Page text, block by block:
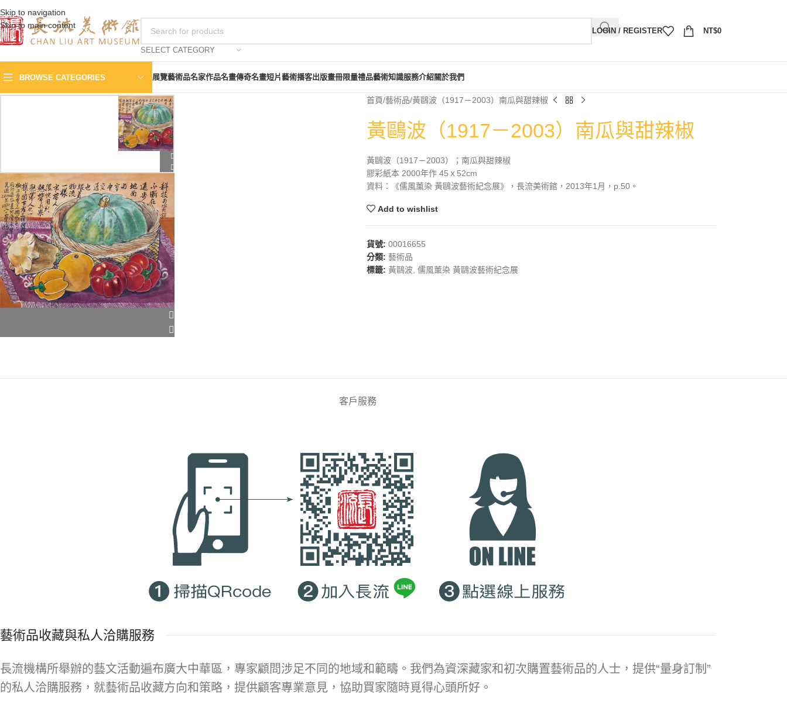
Skip to navigation
Skip to main content
SELECT CATEGORY
LOGIN / REGISTER NT$0
BROWSE CATEGORIES 展覽藝術品名家作品名畫傳奇名畫短片藝術播客出版畫冊限量禮品藝術知識服務介紹關於我們
首頁 藝術品 黃鷗波（1917－2003）南瓜與甜辣椒
黃鷗波（1917－2003）南瓜與甜辣椒
黃鷗波（1917－2003）；南瓜與甜辣椒
膠彩紙本 2000年作 45ｘ52cm
資料：《儒風薰染 黃鷗波藝術紀念展》，長流美術館，2013年1月，p.50。
Add to wishlist
貨號: 00016655
分類: 藝術品
標籤: 黃鷗波, 儒風薰染 黃鷗波藝術紀念展
客戶服務
藝術品收藏與私人洽購服務
長流機構所舉辦的藝文活動遍布廣大中華區，專家顧問涉足不同的地域和範疇。我們為資深藏家和初次購置藝術品的人士，提供“量身訂制”
的私人洽購服務，就藝術品收藏方向和策略，提供顧客專業意見，協助買家隨時覓得心頭所好。